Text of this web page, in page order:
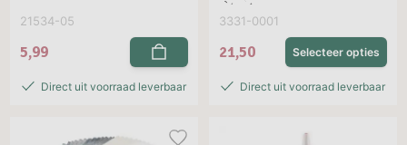
21534-05
5,99
Direct uit voorraad leverbaar
3331-0001
21,50 Selecteer opties
Direct uit voorraad leverbaar